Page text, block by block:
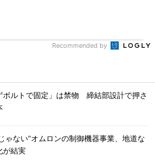
Recommended by
ボルトで固定」は禁物 締結部設計で押さ
ゃない”オムロンの制御機器事業、地道な
が結実